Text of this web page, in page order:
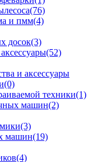
(76)
и пмм(4)
досок(3)
(52)
и аксессуары
(0)
техники(1)
машин(2)
(3)
машин(19)
(4)